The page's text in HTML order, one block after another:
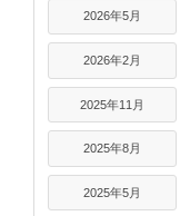
2026年5月
2026年2月
2025年11月
2025年8月
2025年5月